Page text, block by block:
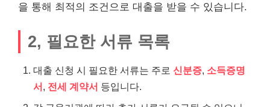
을 통해 최적의 조건으로 대출을 받을 수 있습니다.
2, 필요한 서류 목록
대출 신청 시 필요한 서류는 주로 신분증, 소득증명
서, 전세 계약서 등입니다.